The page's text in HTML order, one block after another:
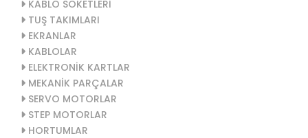
KABLO SOKETLERİ
TUŞ TAKIMLARI
EKRANLAR
KABLOLAR
ELEKTRONİK KARTLAR
MEKANİK PARÇALAR
SERVO MOTORLAR
STEP MOTORLAR
HORTUMLAR